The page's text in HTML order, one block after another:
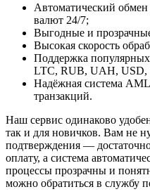
Автоматический
валют 24/7;
Выгодные и
Высокая скорость
Поддержка
LTC, RUB, UAH, USD,
Надёжная система
транзакций.
Наш сервис одинаково
так и для новичков. Вам не
подтверждения —
оплату, а система
процессы прозрачны и
можно обратиться в службу